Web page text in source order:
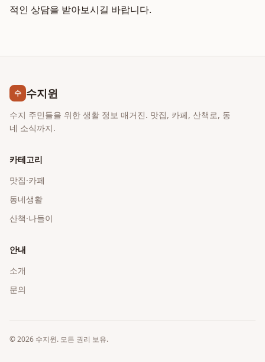
적인 상담을 받아보시길 바랍니다.
수 수지윈
수지 주민들을 위한 생활 정보 매거진. 맛집, 카페, 산책로, 동
네 소식까지.
카테고리
맛집·카페
동네생활
산책·나들이
안내
소개
문의
©2026 수지윈. 모든 권리 보유.